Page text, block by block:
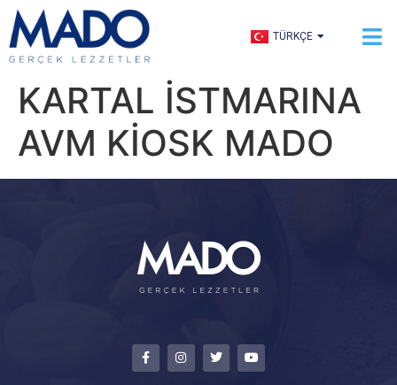
TÜRKÇE
العربية
KARTAL İSTMARINA
AVM KİOSK MADO